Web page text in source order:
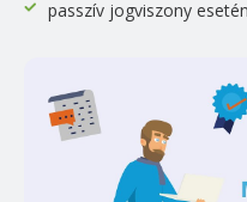
passzív jogviszony